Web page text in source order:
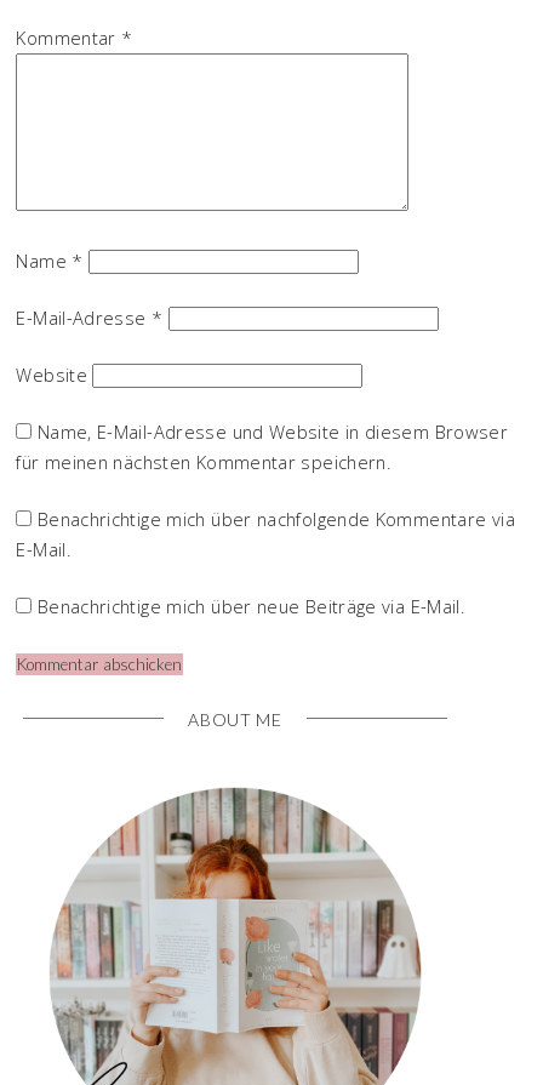
Kommentar *
Name *
E-Mail-Adresse *
Website
Name, E-Mail-Adresse und Website in diesem Browser
für meinen nächsten Kommentar speichern.
Benachrichtige mich über nachfolgende Kommentare via
E-Mail.
Benachrichtige mich über neue Beiträge via E-Mail.
ABOUT ME